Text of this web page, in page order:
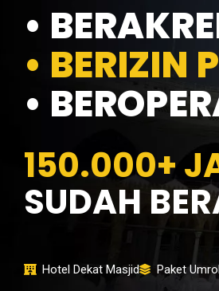
•
• BERIZIN
•
150.000+
SUDAH
Hotel Dekat Masjid Paket